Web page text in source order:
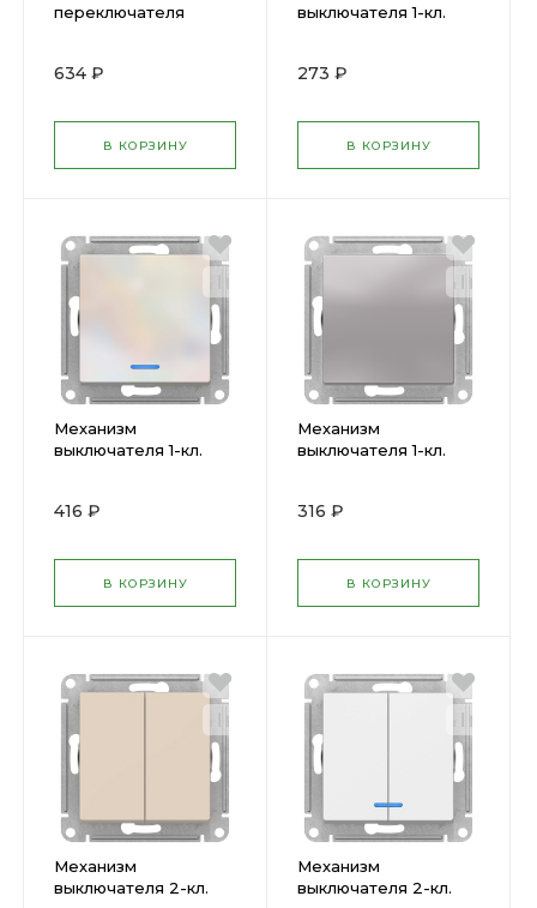
переключателя
SchE ( 1240550 )
634 ₽
В КОРЗИНУ
выключателя 1-кл.
1240311 )
273 ₽
В КОРЗИНУ
Механизм
выключателя 1-кл.
SchE ( 1240270 )
416 ₽
В КОРЗИНУ
Механизм
выключателя 1-кл.
1240225 )
316 ₽
В КОРЗИНУ
Механизм
выключателя 2-кл.
Механизм
выключателя 2-кл.